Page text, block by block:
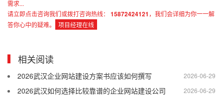
需求...
请立即点击咨询我们或拨打咨询热线：
15872424121 ，我们会详细为你一一解
答你心中的疑难。
项目经理在线
相关阅读
2026-06-29
2026武汉企业网站建设方案书应该如何撰写
2026-06-29
2026武汉如何选择比较靠谱的企业网站建设公司